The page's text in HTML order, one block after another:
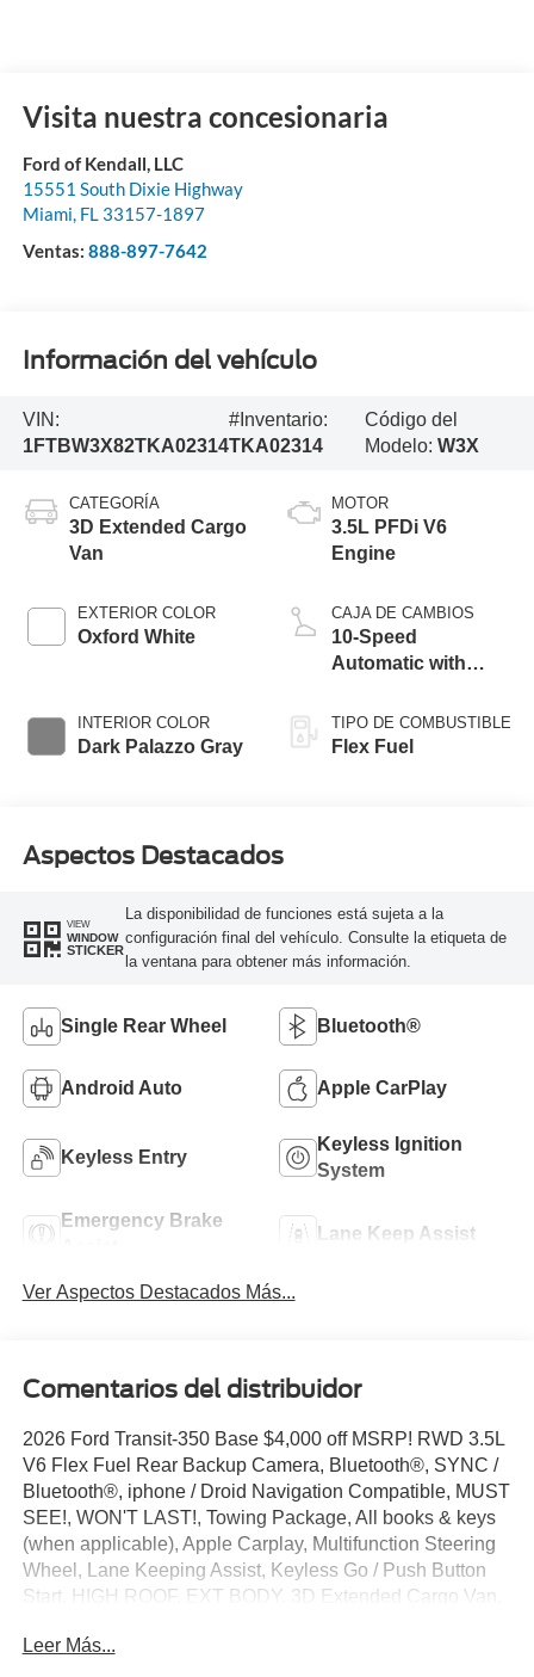
Visita nuestra concesionaria
Ford of Kendall, LLC
15551 South Dixie Highway
Miami, FL 33157-1897
Ventas: 888-897-7642
Información del vehículo
VIN:
1FTBW3X82TKA02314
#Inventario:
TKA02314
Código del
Modelo:W3X
CATEGORÍA
3D Extended Cargo
Van
EXTERIOR COLOR
Oxford White
INTERIOR COLOR
Dark Palazzo Gray
MOTOR
3.5L PFDi V6
Engine
CAJA DE CAMBIOS
10-Speed
Automatic with
TIPO DE COMBUSTIBLE
Flex Fuel
Aspectos Destacados
VIEW
WINDOW
STICKER
La disponibilidad de funciones está sujeta a la
configuración final del vehículo. Consulte la etiqueta de
la ventana para obtener más información.
Single Rear Wheel Bluetooth®
Android Auto Apple CarPlay
Keyless Entry
Keyless Ignition
System
Emergency Brake
Lane Keep Assist
Ver Aspectos Destacados Más...
Comentarios del distribuidor
2026 Ford Transit-350 Base $4,000 off MSRP! RWD 3.5L
V6 Flex Fuel Rear Backup Camera, Bluetooth®, SYNC /
Bluetooth®, iphone / Droid Navigation Compatible, MUST
SEE!, WON'T LAST!, Towing Package, All books & keys
(when applicable), Apple Carplay, Multifunction Steering
Wheel, Lane Keeping Assist, Keyless Go / Push Button
Start, HIGH ROOF, EXT BODY, 3D Extended Cargo Van,
Vinyl, 2 Additional Keys (4 Total), 4 Speakers, 4-Wheel
Leer Más...